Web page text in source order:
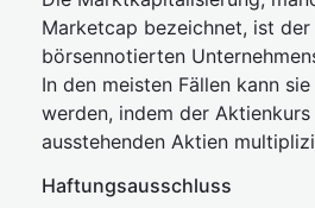
Marketcap bezeichnet, ist der
börsennotierten
In den meisten Fällen kann
werden, indem der
ausstehenden Aktien
Haftungsausschluss